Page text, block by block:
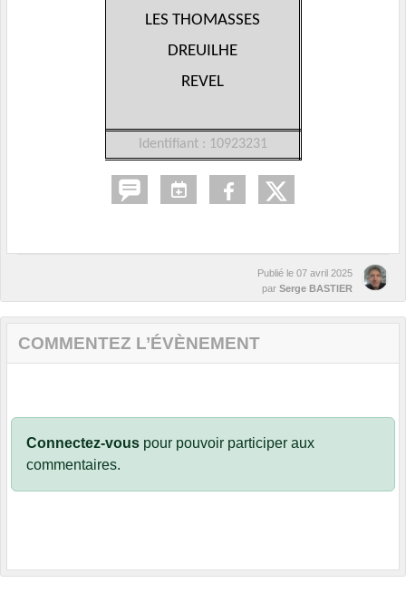
LES THOMASSES
DREUILHE
REVEL
Identifiant : 10923231
Publié le 07 avril 2025
par Serge BASTIER
COMMENTEZ L’ÉVÈNEMENT
Connectez-vous pour pouvoir participer aux
commentaires.